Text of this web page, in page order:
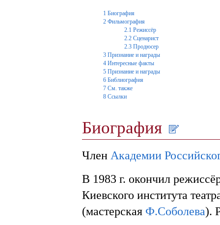
1 Биография
2 Фильмография
2.1 Режиссёр
2.2 Сценарист
2.3 Продюсер
3 Признание и награды
4 Интересные факты
5 Признание и награды
6 Библиография
7 См. также
8 Ссылки
Биография
Член Академии
В 1983 г. окончил
Киевского института
(мастерская Ф.Соболева).